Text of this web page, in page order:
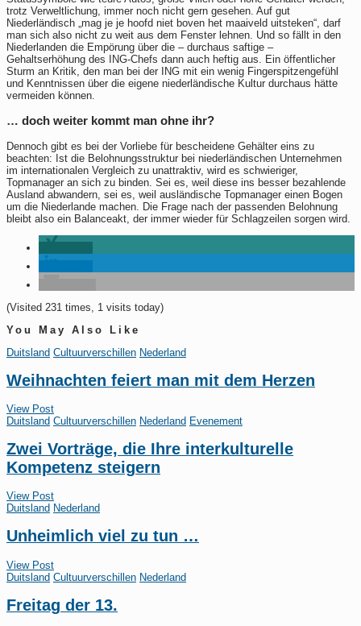
trotz Verweltlichung, immer noch nicht gern gesehen. Auf gut
Niederländisch „mag je je hoofd niet boven het maaiveld uitsteken“, darf
man sich also nicht zu weit aus dem Fenster lehnen. Und so fällt in den
Niederlanden die Empörung über die – durchaus saftige –
Gehaltserhöhung des ING-Chefs dann auch heftig aus. Ein öffentlicher
Sturm an Kritik, den man bei der ING mit ein wenig Fingerspitzengefühl
und Kenntnissen über die eigene niederländische Kultur durchaus hätte
vermeiden können.
… doch weiter kommt man ohne ihr?
Dennoch gibt es bei der Vorliebe für bescheidene Gehälter eins zu
beachten: Ist die Belohnungsstruktur bei niederländischen Unternehmen
im internationalen Vergleich zu unattraktiv, wird es schwieriger,
Topmanager an sich zu binden. Sei es, weil diese ins besser bezahlende
Ausland abwandern, sei es, weil ausländische Topmanager einen Bogen
um die Niederlande machen. Die Frage nach der passenden Belohnung
bleibt also ein Balanceakt, der immer wieder für Schlagzeilen sorgen wird.
(Visited 231 times, 1 visits today)
You May Also Like
Duitsland Cultuurverschillen Nederland
Weihnachten feiert man mit dem Herzen
View Post
Duitsland Cultuurverschillen Nederland Evenement
Zwei Vorträge, die Ihre interkulturelle
Kompetenz steigern
View Post
Duitsland Nederland
Unheimlich viel zu tun …
View Post
Duitsland Cultuurverschillen Nederland
Freitag der 13.